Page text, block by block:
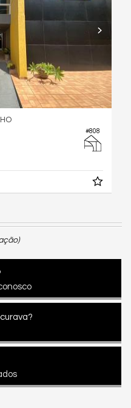
#808